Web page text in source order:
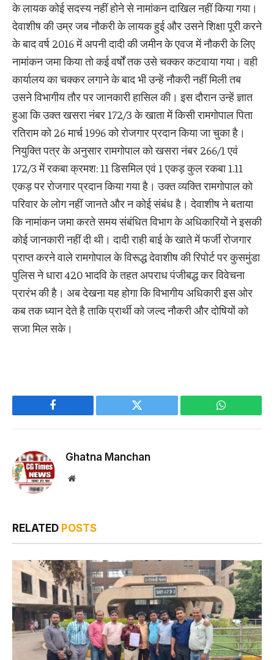
के लायक कोई सदस्य नहीं होने से नामांकन दाखिल नहीं किया गया।
देवाशीष की उम्र जब नौकरी के लायक हुई और उसने शिक्षा पूरी करने
के बाद वर्ष 2016 में अपनी दादी की जमीन के एवज में नौकरी के लिए
नामांकन जमा किया तो कई वर्षों तक उसे चक्कर कटवाया गया। वही
कार्यालय का चक्कर लगाने के बाद भी उन्हें नौकरी नहीं मिली तब
उसने विभागीय तौर पर जानकारी हासिल की। इस दौरान उन्हें ज्ञात
हुआ कि उक्त खसरा नंबर 172/3 के खाता में किसी रामगोपाल पिता
रतिराम को 26 मार्च 1996 को रोजगार प्रदान किया जा चुका है।
नियुक्ति पत्र के अनुसार रामगोपाल को खसरा नंबर 266/1 एवं
172/3 में रकबा क्रमश: 11 डिसमिल एवं 1 एकड़ कुल रकबा 1.11
एकड़ पर रोजगार प्रदान किया गया है। उक्त व्यक्ति रामगोपाल को
परिवार के लोग नहीं जानते और न कोई संबंध है। देवाशीष ने बताया
कि नामांकन जमा करते समय संबंधित विभाग के अधिकारियों ने इसकी
कोई जानकारी नहीं दी थी। दादी राही बाई के खाते में फर्जी रोजगार
प्राप्त करने वाले रामगोपाल के विरूद्ध देवाशीष की रिपोर्ट पर कुसमुंडा
पुलिस ने धारा 420 भादवि के तहत अपराध पंजीबद्ध कर विवेचना
प्रारंभ की है। अब देखना यह होगा कि विभागीय अधिकारी इस ओर
कब तक ध्यान देते है ताकि प्रार्थी को जल्द नौकरी और दोषियों को
सजा मिल सके।
Facebook Twitter WhatsApp
Ghatna Manchan
Website
RELATED POSTS